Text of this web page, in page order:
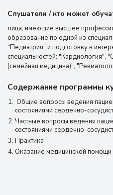
Слушатели / кто может
лица, имеющие высшее
образование по одной из
“Педиатрия” и подготовку в
специальностей: "Кардиология",
(семейная медицина)",
Содержание программы
Общие вопросы ведения
состояниями сердечно-
Частные вопросы ведения
состояниями сердечно-
Практика
Оказание медицинской